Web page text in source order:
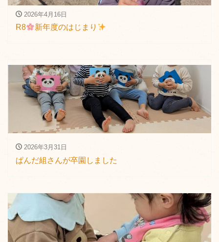
2026年4月16日
R8 新年度のはじまり
2026年3月31日
ぱんだ組さんが卒園しました